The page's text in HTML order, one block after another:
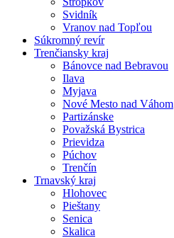
Svidník
Vranov nad Topľou
Súkromný revír
Trenčiansky kraj
Bánovce nad Bebravou
Ilava
Myjava
Nové Mesto nad Váhom
Partizánske
Považská Bystrica
Prievidza
Púchov
Trenčín
Trnavský kraj
Hlohovec
Pieštany
Senica
Skalica